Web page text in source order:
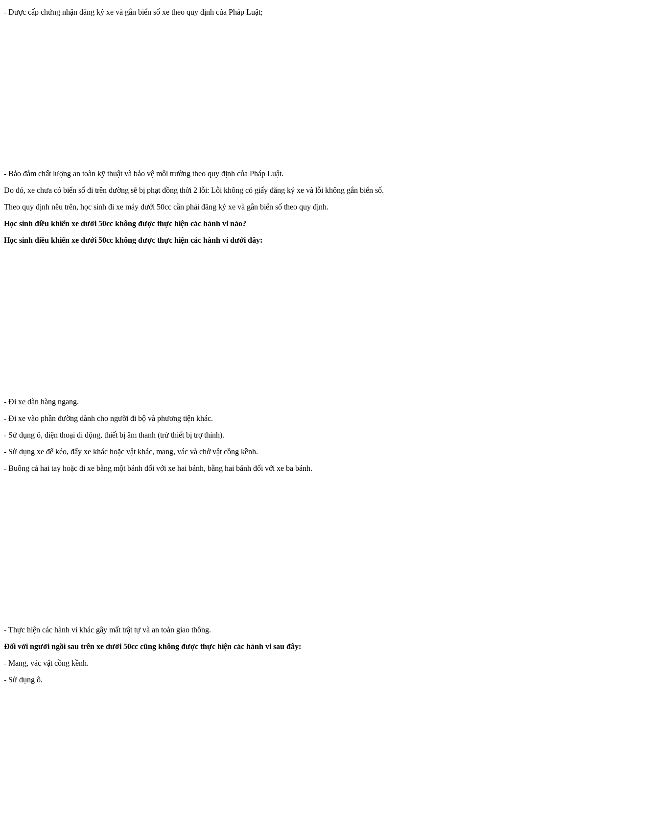
- Được cấp chứng nhận đăng ký xe và gắn biển số xe theo quy định của Pháp Luật;
- Bảo đảm chất lượng an toàn kỹ thuật và bảo vệ môi trường theo quy định của Pháp Luật.
Do đó, xe chưa có biển số đi trên đường sẽ bị phạt đồng thời 2 lỗi: Lỗi không có giấy đăng ký xe và lỗi không gắn biển số.
Theo quy định nêu trên, học sinh đi xe máy dưới 50cc cần phải đăng ký xe và gắn biển số theo quy định.
Học sinh điều khiển xe dưới 50cc không được thực hiện các hành vi nào?
Học sinh điều khiển xe dưới 50cc không được thực hiện các hành vi dưới đây:
- Đi xe dàn hàng ngang.
- Đi xe vào phần đường dành cho người đi bộ và phương tiện khác.
- Sử dụng ô, điện thoại di động, thiết bị âm thanh (trừ thiết bị trợ thính).
- Sử dụng xe để kéo, đẩy xe khác hoặc vật khác, mang, vác và chở vật cồng kềnh.
- Buông cả hai tay hoặc đi xe bằng một bánh đối với xe hai bánh, bằng hai bánh đối với xe ba bánh.
- Thực hiện các hành vi khác gây mất trật tự và an toàn giao thông.
Đối với người ngồi sau trên xe dưới 50cc cũng không được thực hiện các hành vi sau đây:
- Mang, vác vật cồng kềnh.
- Sử dụng ô.